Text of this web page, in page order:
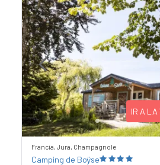
Previous
IR A LA
Francia, Jura, Champagnole
Camping de Boÿse